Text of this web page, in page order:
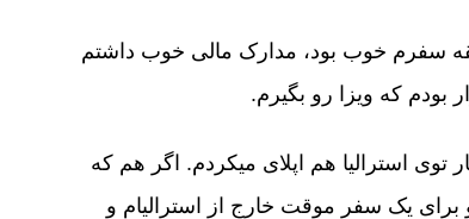
سفرم خوب بود، مدارک مالی خوب داشتم
بودم که ویزا رو بگیرم.
استرالیا هم اپلای میکردم. اگر هم که
برای یک سفر موقت خارج از استرالیام و